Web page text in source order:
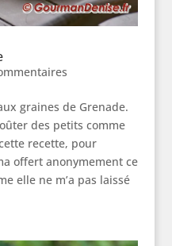
graines de Grenade.
des petits comme
recette, pour
offert anonymement ce
elle ne m’a pas laissé